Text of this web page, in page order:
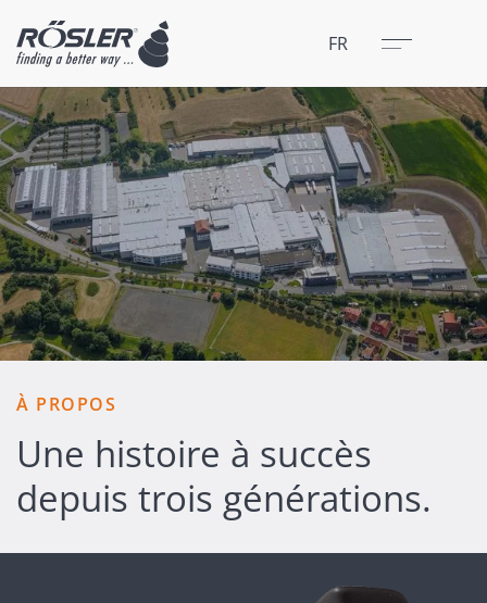
FR Menu
Fermer
À PROPOS
Une histoire à succès
depuis trois générations.